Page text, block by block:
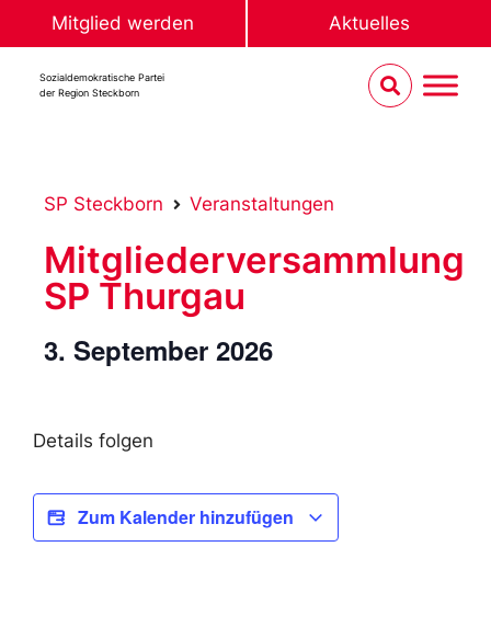
Mitglied werden Aktuelles
Sozialdemokratische Partei
der Region Steckborn
SP Steckborn Veranstaltungen
Mitgliederversammlung
SP Thurgau
3. September 2026
Details folgen
Zum Kalender hinzufügen